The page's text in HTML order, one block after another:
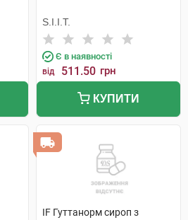
S.I.I.T.
Є в наявності
від 511.50 грн
КУПИТИ
IF Гуттанорм сироп з